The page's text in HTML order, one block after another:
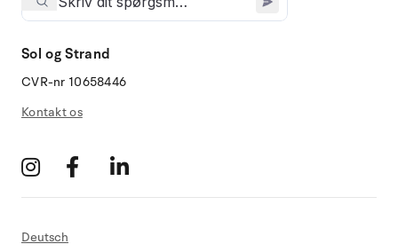
Sol og Strand
CVR-nr 10658446
Kontakt os
Deutsch